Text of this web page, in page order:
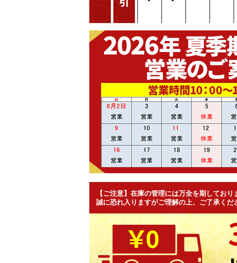
【ご注意】在庫の管理には万全を期してお
誠に恐れ入りますがご理解の上、ご了承くだ